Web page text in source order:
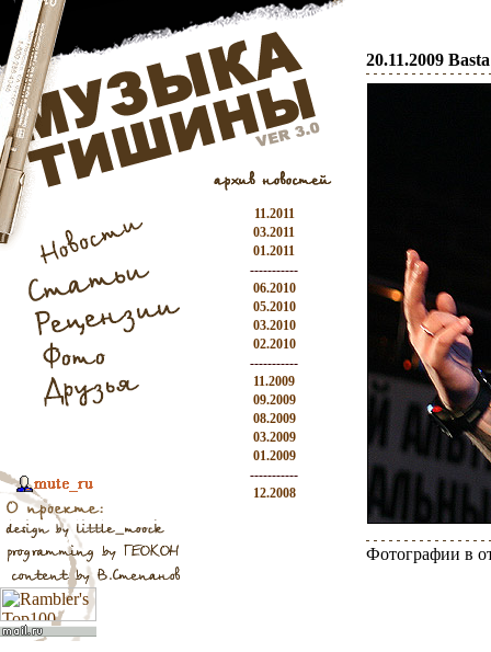
11.2011
03.2011
01.2011
-----------
06.2010
05.2010
03.2010
02.2010
-----------
11.2009
09.2009
08.2009
03.2009
01.2009
-----------
12.2008
20.11.2009
Фотографии в